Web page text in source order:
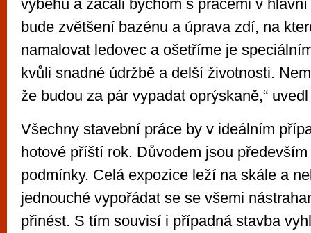
výběhu a začali bychom s pracemi v
bude zvětšení bazénu a úprava zdí, na
namalovat ledovec a ošetříme je
kvůli snadné údržbě a delší životnosti.
že budou za pár vypadat oprýskaně,“
Všechny stavební práce by v ideálním
hotové příští rok. Důvodem jsou
podmínky. Celá expozice leží na skále a
jednouché vypořádat se se všemi
přinést. S tím souvisí i případná stavba